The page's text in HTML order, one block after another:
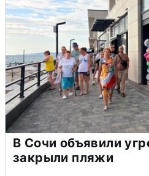
В Сочи объявили
закрыли пляжи